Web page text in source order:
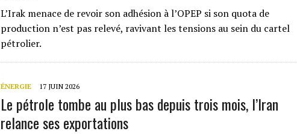
L’Irak menace de revoir son adhésion à l’OPEP si son quota de
production n’est pas relevé, ravivant les tensions au sein du cartel
pétrolier.
ÉNERGIE 17 JUIN 2026
Le pétrole tombe au plus bas depuis trois mois, l’Iran
relance ses exportations